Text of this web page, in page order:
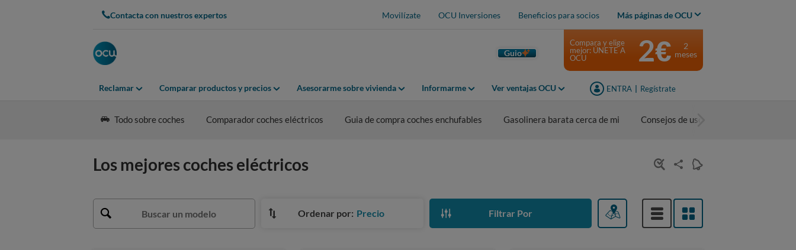
Contacta con nuestros expertos Movilízate OCU Inversiones Beneficios para socios Más páginas de OCU
Guio
Reclamar Comparar productos y precios Asesorarme sobre vivienda Informarme Ver ventajas OCU ENTRA Regístrate
Compara y elige
mejor: ÚNETE A
OCU
2€
2
meses
Todo sobre coches Comparador coches eléctricos Guia de compra coches enchufables Gasolinera barata cerca de mi Consejos de uso
Los mejores coches eléctricos
Ordenar por: Precio Filtrar Por